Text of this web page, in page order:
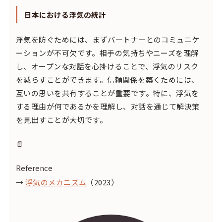
日本における浮気の統計
浮気を防ぐためには、まずパートナーとのコミュニケ
ーションが不可欠です。相手の気持ちやニーズを理解
し、オープンな対話を心掛けることで、浮気のリスク
を減らすことができます。信頼関係を築くためには、
互いの思いを共有することが重要です。特に、浮気を
する理由が何であるかを理解し、対話を通じて解決策
を見出すことが大切です。
📄
Reference
→浮気のメカニズム （2023）